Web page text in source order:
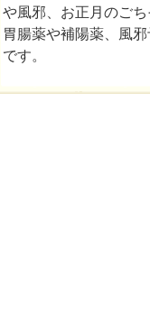
や風邪、お正月のご
胃腸薬や補陽薬、風
です。